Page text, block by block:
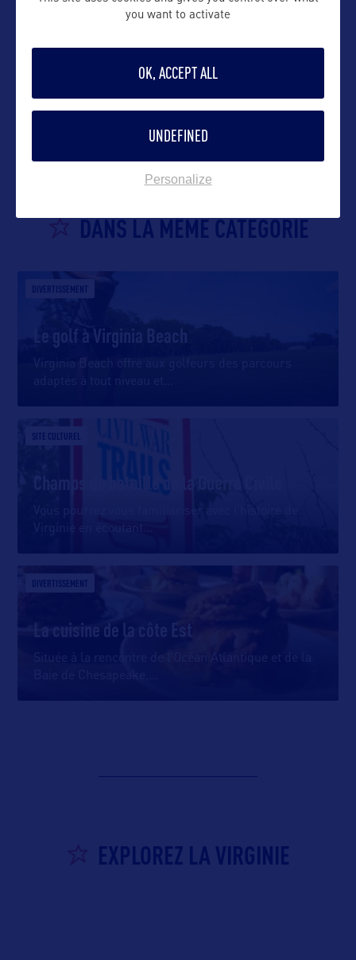
VOIR LE SITE
DANS LA MÊME CATEGORIE
DIVERTISSEMENT
Le golf à Virginia Beach
Virginia Beach offre aux golfeurs des parcours
adaptés à tout niveau et
SITE CULTUREL
Champs de bataille de la Guerre Civile
Vous pourrez vous familiariser avec l’histoire de
Virginie en écoutant
DIVERTISSEMENT
La cuisine de la côte Est
Située à la rencontre de l’Océan Atlantique et de la
EXPLOREZ LA VIRGINIE
you want to activate
OK, ACCEPT ALL
UNDEFINED
Personalize